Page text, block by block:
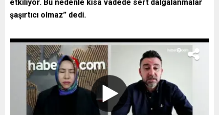
etkiliyor. Bu nedenle kısa vadede sert dalgalanmalar
şaşırtıcı olmaz” dedi.